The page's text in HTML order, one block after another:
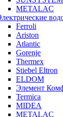
METALAC
Ferroli
Ariston
Atlantic
Gorenje
Thermex
Stiebel Eltron
ELDOM
Элемент
Termica
MIDEA
METALAC